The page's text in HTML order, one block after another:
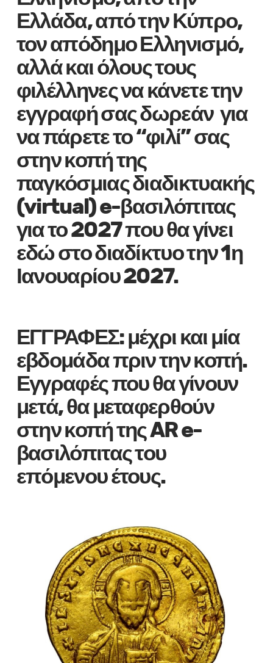
Ελλάδα, από την Κύπρο,
τον απόδημο Ελληνισμό,
αλλά και όλους τους
φιλέλληνες να κάνετε την
εγγραφή σας δωρεάν για
να πάρετε το “φιλί” σας
στην κοπή της
παγκόσμιας διαδικτυακής
(virtual) e-βασιλόπιτας
για το 2027 που θα γίνει
εδώ στο διαδίκτυο την 1η
Ιανουαρίου 2027.
ΕΓΓΡΑΦΕΣ: μέχρι και μία
εβδομάδα πριν την κοπή.
Εγγραφές που θα γίνουν
μετά, θα μεταφερθούν
στην κοπή της AR e-
βασιλόπιτας του
επόμενου έτους.